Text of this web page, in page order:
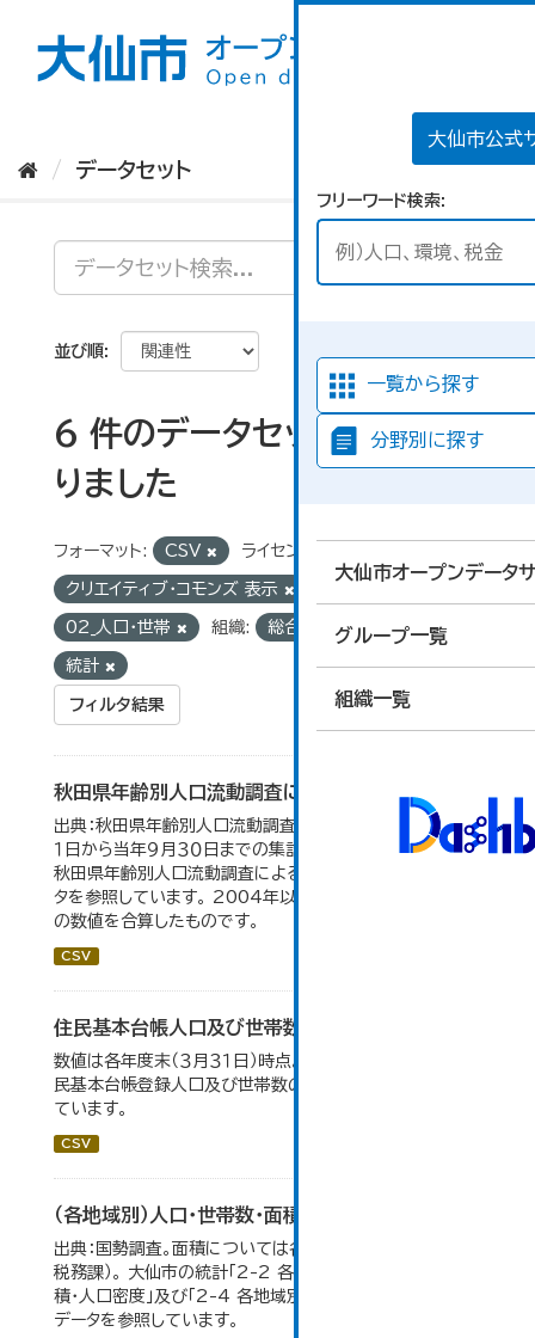
大仙市公式
フリーワード検索
一覧から探す
分野別に探す
大仙市オープンデータ
グループ一覧
組織一覧
データセット
並び順
6 件のデータセットが見つか
りました
フォーマット: CSV ライセンス:
クリエイティブ・コモンズ 表示
02_人口・世帯 組織: 総合政策課 タグ:
統計
フィルタ結果
秋田県年齢別人口流動調査による人口動態の推移
出典：秋田県年齢別人口流動調査。 各年ともに、前年１０月
１日から当年９月３０日までの集計。 大仙市の統計「2-10
秋田県年齢別人口流動調査による人口動態の推移」のデー
タを参照しています。 2004年以前の数値は合併前市町村
の数値を合算したものです。
CSV
住民基本台帳人口及び世帯数の推移
数値は各年度末（３月３１日）時点。大仙市の統計「2-9 住
民基本台帳登録人口及び世帯数の推移」のデータを参照し
ています。
CSV
（各地域別）人口・世帯数・面積・人口密度
出典：国勢調査。面積については各年１月１日時点（大仙市
税務課）。 大仙市の統計「2-2 各地域別人口・人口増減・面
積・人口密度」及び「2-4 各地域別人口・世帯数の推移」の
データを参照しています。